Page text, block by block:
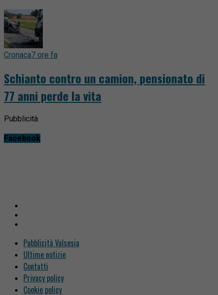
Cronaca7 ore fa
Schianto contro un camion, pensionato di
77 anni perde la vita
Pubblicità
Facebook
Pubblicità Valsesia
Ultime notizie
Contatti
Privacy policy
Cookie policy